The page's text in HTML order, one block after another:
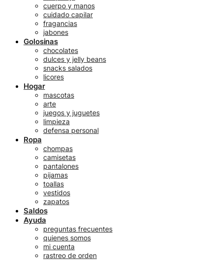
cuerpo y manos
cuidado capilar
fragancias
jabones
Golosinas
chocolates
dulces y jelly beans
snacks salados
licores
Hogar
mascotas
arte
juegos y juguetes
limpieza
defensa personal
Ropa
chompas
camisetas
pantalones
pijamas
toallas
vestidos
zapatos
Saldos
Ayuda
preguntas frecuentes
quienes somos
mi cuenta
rastreo de orden